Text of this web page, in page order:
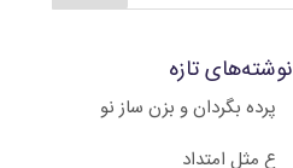
نوشته‌های تازه
پرده بگردان و بزن ساز نو
ع مثل امتداد